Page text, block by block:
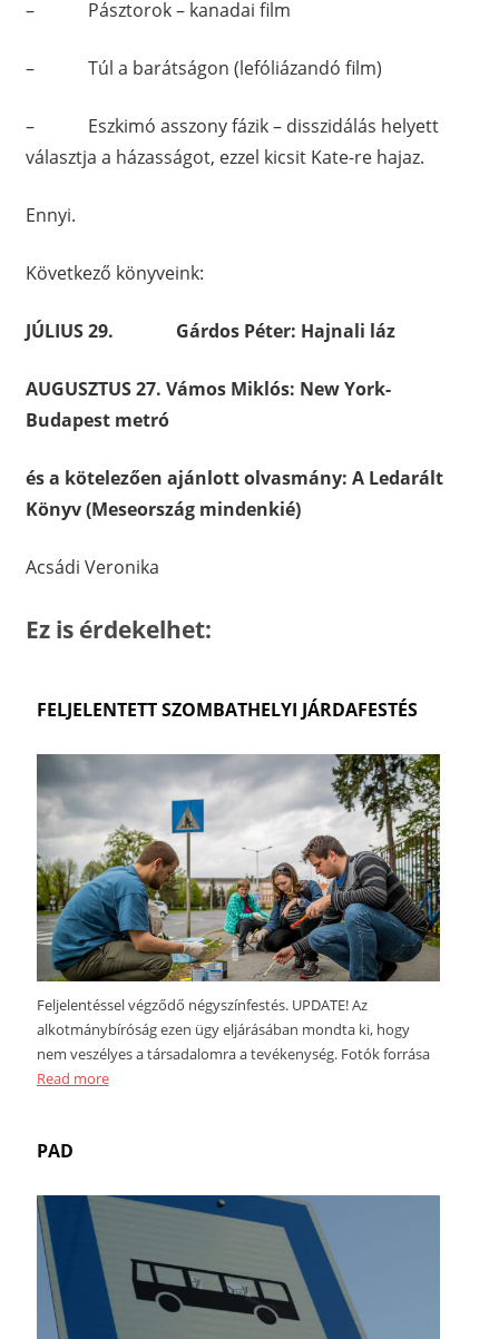
– Pásztorok – kanadai film
– Túl a barátságon (lefóliázandó film)
– Eszkimó asszony fázik – disszidálás helyett
választja a házasságot, ezzel kicsit Kate-re hajaz.
Ennyi.
Következő könyveink:
JÚLIUS 29. Gárdos Péter: Hajnali láz
AUGUSZTUS 27. Vámos Miklós: New York-
Budapest metró
és a kötelezően ajánlott olvasmány: A Ledarált
Könyv (Meseország mindenkié)
Acsádi Veronika
Ez is érdekelhet:
FELJELENTETT SZOMBATHELYI JÁRDAFESTÉS
Feljelentéssel végződő négyszínfestés. UPDATE! Az
alkotmánybíróság ezen ügy eljárásában mondta ki, hogy
nem veszélyes a társadalomra a tevékenység. Fotók forrása
Read more
PAD